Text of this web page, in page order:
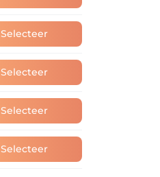
Selecteer
Selecteer
Selecteer
Selecteer